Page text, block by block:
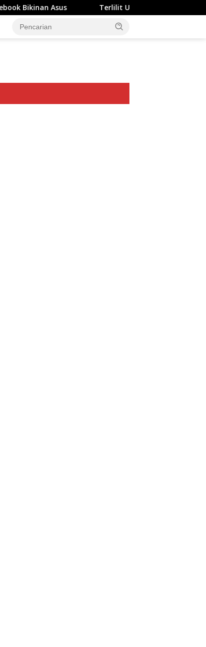
Asus Terlilit Utang Rp303 Triliun, Rekening